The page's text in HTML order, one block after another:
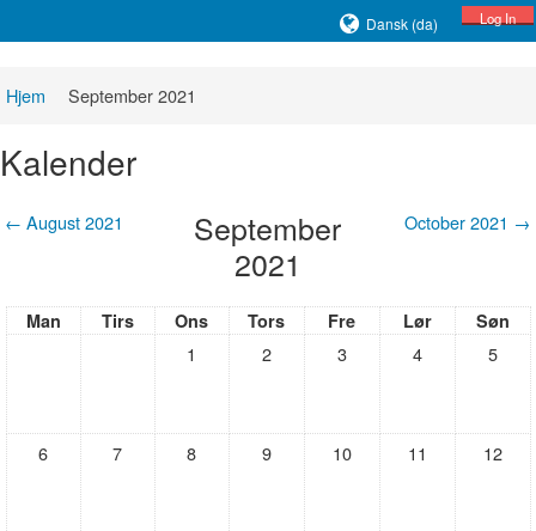
Log In
Dansk ‎(da)‎
Hjem September 2021
Kalender
← August 2021
September
2021
October 2021 →
Man Tirs Ons Tors Fre Lør Søn
1 2 3 4 5
6 7 8 9 10 11 12